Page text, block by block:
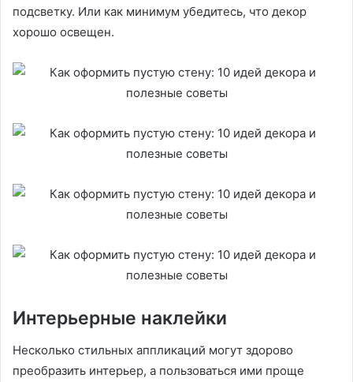
подсветку. Или как минимум убедитесь, что декор
хорошо освещен.
Интерьерные наклейки
Несколько стильных аппликаций могут здорово
преобразить интерьер, а пользоваться ими проще